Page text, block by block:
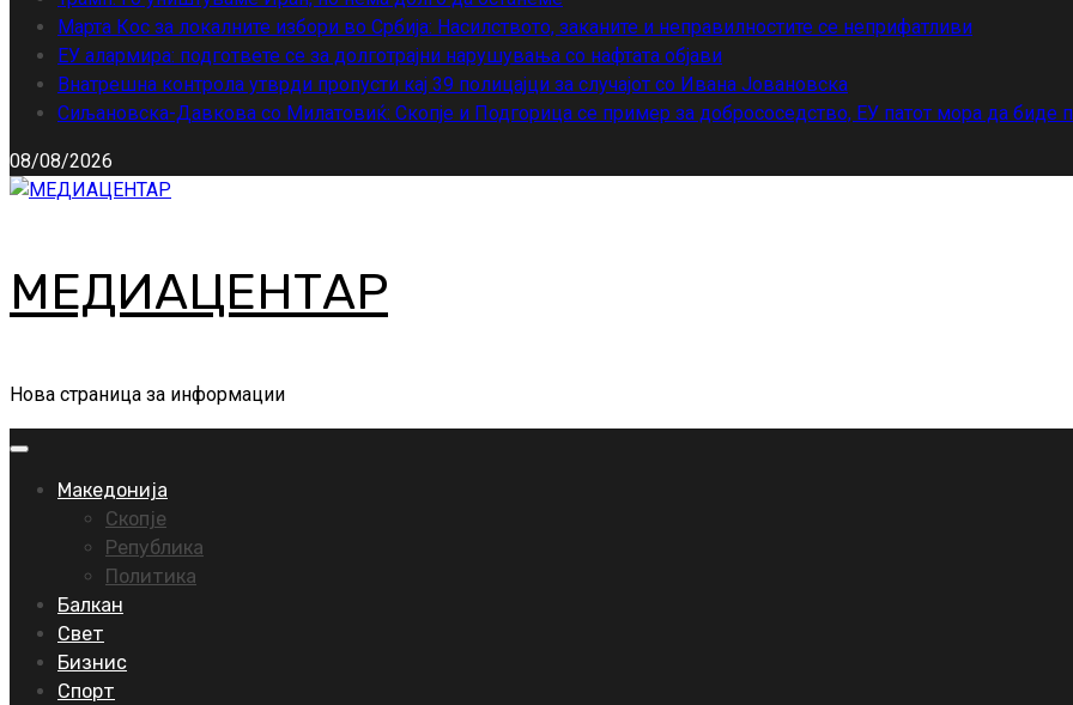
Марта Кос за локалните избори во Србија: Насилството, заканите и неправилностите се неприфатливи
ЕУ алармира: подгответе се за долготрајни нарушувања со нафтата објави
Внатрешна контрола утврди пропусти кај 39 полицајци за случајот со Ивана Јовановска
Сиљановска-Давкова со Милатовиќ: Скопје и Подгорица се пример за добрососедство, ЕУ патот мора да биде
08/08/2026
МЕДИАЦЕНТАР
Нова страница за информации
Primary
Македонија
Скопје
Република
Политика
Балкан
Свет
Бизнис
Спорт